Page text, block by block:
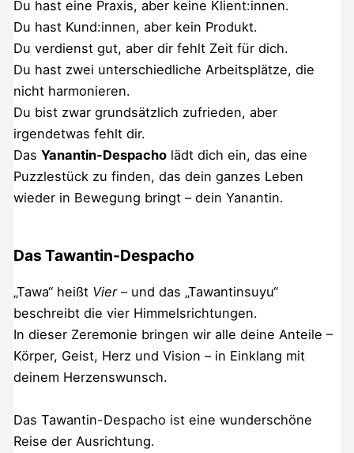
Du hast eine Praxis, aber keine Klient:innen.
Du hast Kund:innen, aber kein Produkt.
Du verdienst gut, aber dir fehlt Zeit für dich.
Du hast zwei unterschiedliche Arbeitsplätze, die
nicht harmonieren.
Du bist zwar grundsätzlich zufrieden, aber
irgendetwas fehlt dir.
Das Yanantin-Despacholädt dich ein, das eine
Puzzlestück zu finden, das dein ganzes Leben
wieder in Bewegung bringt – dein Yanantin.
Das Tawantin-Despacho
„Tawa“ heißt Vier– und das „Tawantinsuyu“
beschreibt die vier Himmelsrichtungen.
In dieser Zeremonie bringen wir alle deine Anteile –
Körper, Geist, Herz und Vision – in Einklang mit
deinem Herzenswunsch.
Das Tawantin-Despacho ist eine wunderschöne
Reise der Ausrichtung.